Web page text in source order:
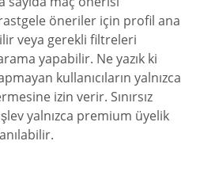
rastgele öneriler için profil ana
veya gerekli filtreleri
yapabilir. Ne yazık ki
kullanıcıların yalnızca
izin verir. Sınırsız
yalnızca premium üyelik